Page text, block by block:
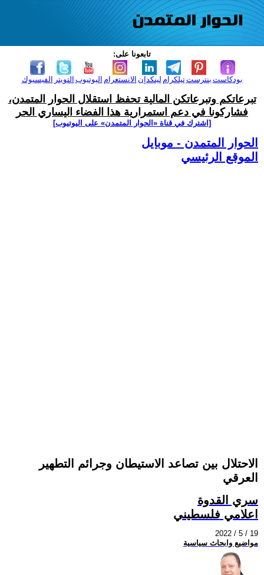
تابعونا على:
الفيسبوك التويتر اليوتيوب الانستغرام لينكدإن تيلكرامبنترست بودكاست
تبرعاتكم وتبرعاتكن المالية تحفظ استقلال الحوار المتمدن،
فشاركونا في دعم استمرارية هذا الفضاء اليساري الحر
[اشترك في قناة ‫«الحوار المتمدن» على اليوتيوب]
الحوار المتمدن - موبايل
الموقع الرئيسي
الاحتلال بين تصاعد الاستيطان وجرائم التطهير
العرقي
سري القدوة
اعلامي فلسطيني
2022 / 5 / 19
مواضيع وابحاث سياسية